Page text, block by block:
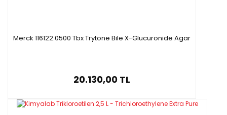
Merck 116122.0500 Tbx Trytone Bile X-Glucuronide Agar
20.130,00 TL